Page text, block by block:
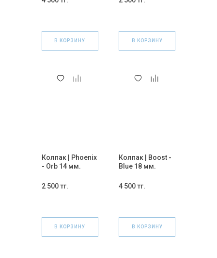
В КОРЗИНУ В КОРЗИНУ
Колпак | Phoenix
- Orb 14 мм.
2 500 тг.
В КОРЗИНУ
Колпак | Boost -
Blue 18 мм.
4 500 тг.
В КОРЗИНУ